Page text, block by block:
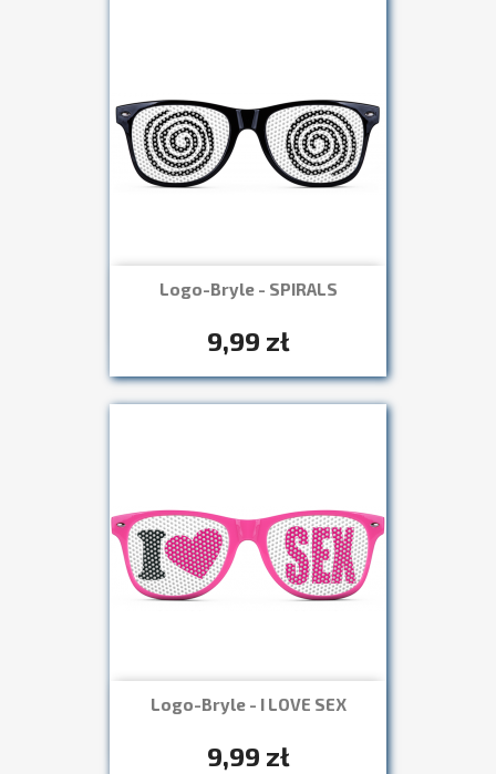
Logo-Bryle - SPIRALS
9,99 zł
Szybki podgląd
Logo-Bryle - I LOVE SEX
9,99 zł
Szybki podgląd